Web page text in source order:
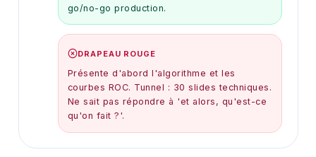
go/no-go production.
DRAPEAU ROUGE
Présente d'abord l'algorithme et les
courbes ROC. Tunnel : 30 slides techniques.
Ne sait pas répondre à 'et alors, qu'est-ce
qu'on fait ?'.